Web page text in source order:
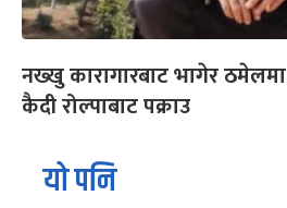
नख्खु कारागारबाट भागेर
कैदी रोल्पाबाट पक्राउ
यो पनि